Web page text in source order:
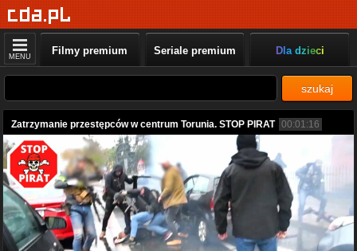
MENU Filmy premium Seriale premium Dla dzieci
szukaj
Zatrzymanie przestępców w centrum Torunia. STOP PIRAT 00:01:16